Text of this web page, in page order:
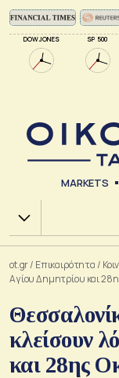
DOW JONES SP 500
MARKETS
Χ.Α.
ot.gr/ Επικαιρότητα /
Αγίου Δημητρίου και
κλείσουν
και 28ης